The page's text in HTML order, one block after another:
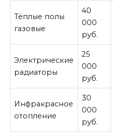
Тёплые полы
газовые
40
000
руб.
Электрические
радиаторы
25
000
руб.
Инфракрасное
отопление
30
000
руб.